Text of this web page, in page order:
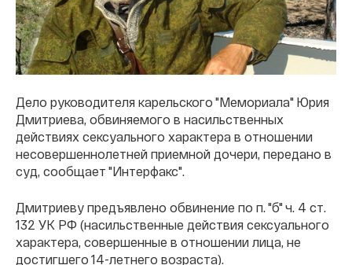
Дело руководителя карельского "Мемориала" Юрия
Дмитриева, обвиняемого в насильственных
действиях сексуального характера в отношении
несовершеннолетней приемной дочери, передано в
суд, сообщает "Интерфакс".
Дмитриеву предъявлено обвинение по п. "б" ч. 4 ст.
132 УК РФ (насильственные действия сексуального
характера, совершенные в отношении лица, не
достигшего 14-летнего возраста).